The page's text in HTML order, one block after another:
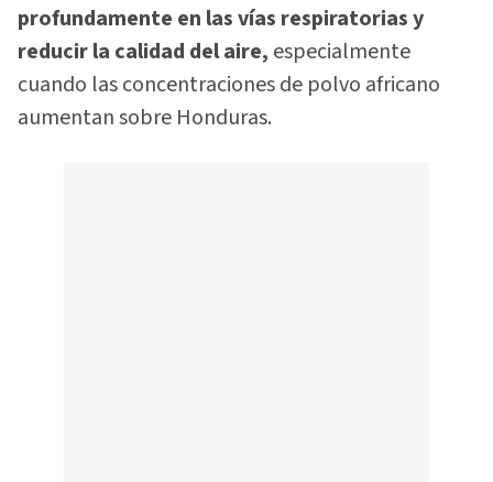
profundamente en las vías respiratorias y
reducir la calidad del aire, especialmente
cuando las concentraciones de polvo africano
aumentan sobre Honduras.